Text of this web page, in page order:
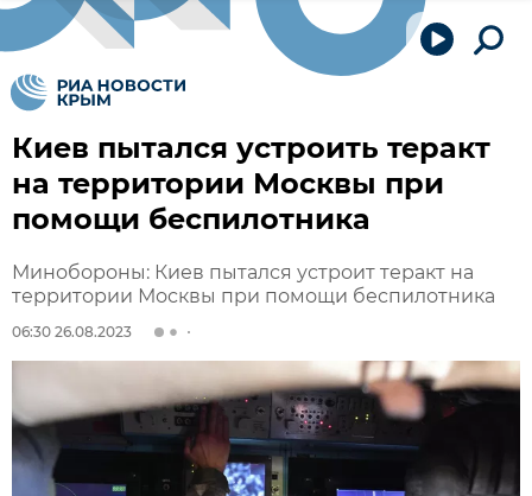
Киев пытался устроить теракт
на территории Москвы при
помощи беспилотника
Минобороны: Киев пытался устроит теракт на
территории Москвы при помощи беспилотника
06:30 26.08.2023